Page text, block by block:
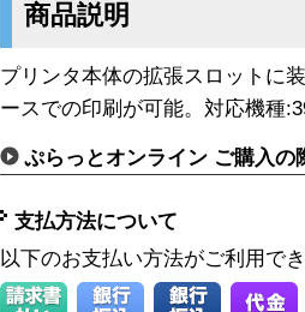
商品説明
プリンタ本体の拡張スロットに
ースでの印刷が可能。対応機種
ぷらっとオンライン ご購入の
支払方法について
以下のお支払い方法がご利用で